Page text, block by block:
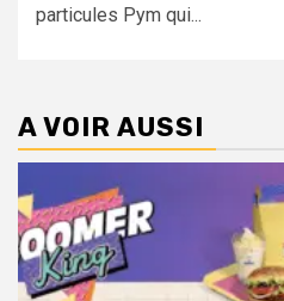
particules Pym qui...
A VOIR AUSSI